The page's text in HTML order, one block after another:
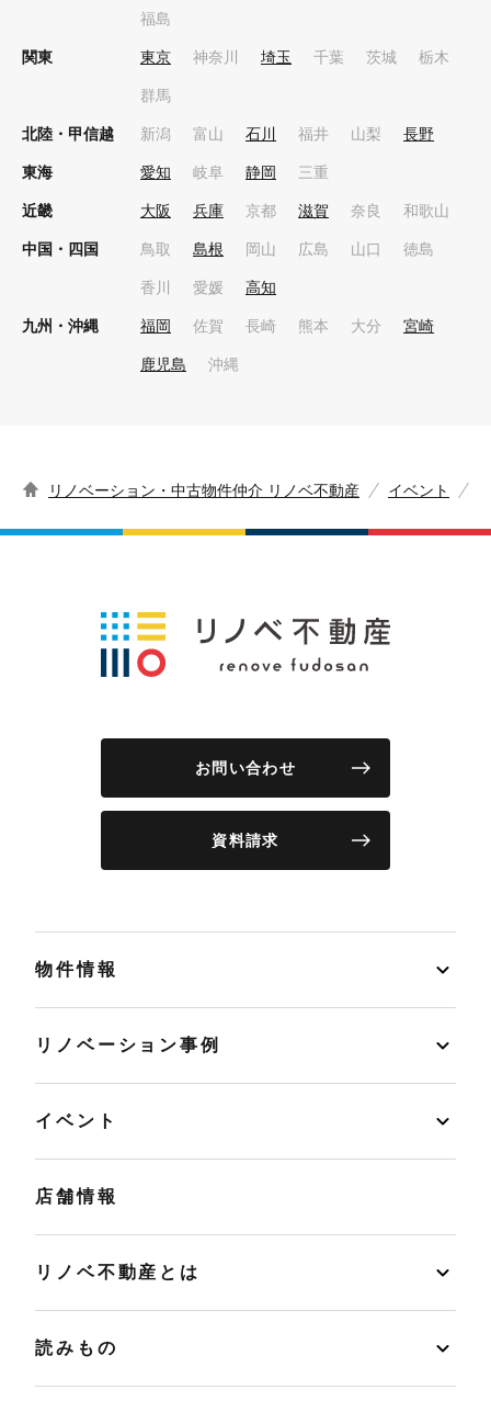
福島
関東 東京 神奈川 埼玉 千葉 茨城 栃木
群馬
北陸・甲信越 新潟 富山 石川 福井 山梨 長野
東海 愛知 岐阜 静岡 三重
近畿 大阪 兵庫 京都 滋賀 奈良 和歌山
中国・四国 鳥取 島根 岡山 広島 山口 徳島
香川 愛媛 高知
九州・沖縄 福岡 佐賀 長崎 熊本 大分 宮崎
鹿児島 沖縄
リノベーション・中古物件仲介 リノベ不動産 イベント
お問い合わせ
資料請求
物件情報
リノベーション事例
イベント
店舗情報
リノベ不動産とは
読みもの